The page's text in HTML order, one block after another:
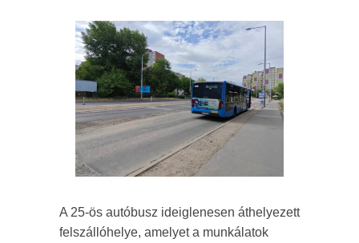
A 25-ös autóbusz ideiglenesen áthelyezett
felszállóhelye, amelyet a munkálatok